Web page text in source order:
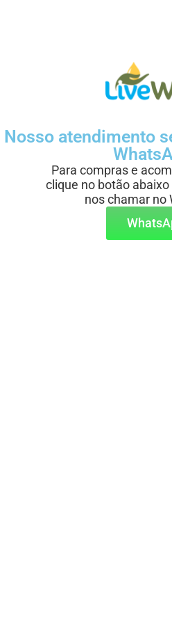
Nosso atendimento
Para compras e
clique no botão
nos chamar no